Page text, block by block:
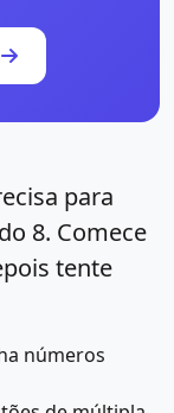
para
8. Comece
tente
números